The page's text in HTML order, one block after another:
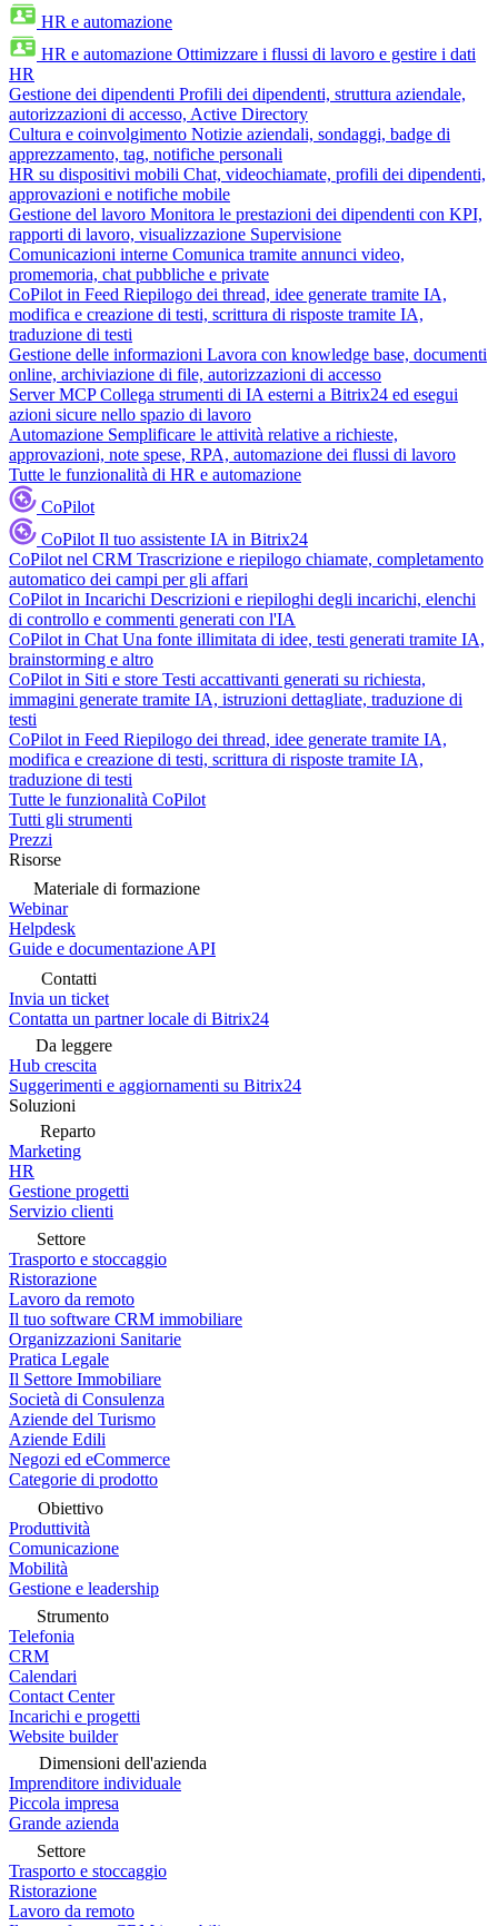
HR e automazione
HR e automazione Ottimizzare i flussi di lavoro e gestire i dati
HR
Gestione dei dipendenti Profili dei dipendenti, struttura aziendale,
autorizzazioni di accesso, Active Directory
Cultura e coinvolgimento Notizie aziendali, sondaggi, badge di
apprezzamento, tag, notifiche personali
HR su dispositivi mobili Chat, videochiamate, profili dei dipendenti,
approvazioni e notifiche mobile
Gestione del lavoro Monitora le prestazioni dei dipendenti con KPI,
rapporti di lavoro, visualizzazione Supervisione
Comunicazioni interne Comunica tramite annunci video,
promemoria, chat pubbliche e private
CoPilot in Feed Riepilogo dei thread, idee generate tramite IA,
modifica e creazione di testi, scrittura di risposte tramite IA,
traduzione di testi
Gestione delle informazioni Lavora con knowledge base, documenti
online, archiviazione di file, autorizzazioni di accesso
Server MCP Collega strumenti di IA esterni a Bitrix24 ed esegui
azioni sicure nello spazio di lavoro
Automazione Semplificare le attività relative a richieste,
approvazioni, note spese, RPA, automazione dei flussi di lavoro
Tutte le funzionalità di HR e automazione
CoPilot
CoPilot Il tuo assistente IA in Bitrix24
CoPilot nel CRM Trascrizione e riepilogo chiamate, completamento
automatico dei campi per gli affari
CoPilot in Incarichi Descrizioni e riepiloghi degli incarichi, elenchi
di controllo e commenti generati con l'IA
CoPilot in Chat Una fonte illimitata di idee, testi generati tramite IA,
brainstorming e altro
CoPilot in Siti e store Testi accattivanti generati su richiesta,
immagini generate tramite IA, istruzioni dettagliate, traduzione di
testi
CoPilot in Feed Riepilogo dei thread, idee generate tramite IA,
modifica e creazione di testi, scrittura di risposte tramite IA,
traduzione di testi
Tutte le funzionalità CoPilot
Tutti gli strumenti
Prezzi
Risorse
Materiale di formazione
Webinar
Helpdesk
Guide e documentazione API
Contatti
Invia un ticket
Contatta un partner locale di Bitrix24
Da leggere
Hub crescita
Suggerimenti e aggiornamenti su Bitrix24
Soluzioni
Reparto
Marketing
HR
Gestione progetti
Servizio clienti
Settore
Trasporto e stoccaggio
Ristorazione
Lavoro da remoto
Il tuo software CRM immobiliare
Organizzazioni Sanitarie
Pratica Legale
Il Settore Immobiliare
Società di Consulenza
Aziende del Turismo
Aziende Edili
Negozi ed eCommerce
Categorie di prodotto
Obiettivo
Produttività
Comunicazione
Mobilità
Gestione e leadership
Strumento
Telefonia
CRM
Calendari
Contact Center
Incarichi e progetti
Website builder
Dimensioni dell'azienda
Imprenditore individuale
Piccola impresa
Grande azienda
Settore
Trasporto e stoccaggio
Ristorazione
Lavoro da remoto